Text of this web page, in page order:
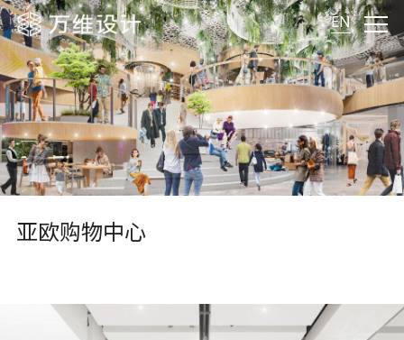
EN
亚欧购物中心